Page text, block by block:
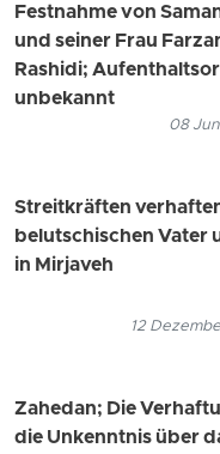
Festnahme von
und seiner Frau
Rashidi;
unbekannt
08
Streitkräften
belutschischen Vater
in Mirjaveh
12
Zahedan; Die
die Unkenntnis über